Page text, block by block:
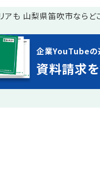
アも 山梨県笛吹市ならど
企業YouTubeの
資料請求